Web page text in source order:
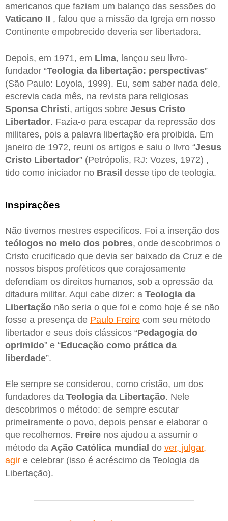
americanos que faziam um balanço das sessões do
Vaticano II , falou que a missão da Igreja em nosso
Continente empobrecido deveria ser libertadora.
Depois, em 1971, em Lima, lançou seu livro-
fundador “Teologia da libertação: perspectivas”
(São Paulo: Loyola, 1999). Eu, sem saber nada dele,
escrevia cada mês, na revista para religiosas
Sponsa Christi, artigos sobre Jesus Cristo
Libertador. Fazia-o para escapar da repressão dos
militares, pois a palavra libertação era proibida. Em
janeiro de 1972, reuni os artigos e saiu o livro “Jesus
Cristo Libertador” (Petrópolis, RJ: Vozes, 1972) ,
tido como iniciador no Brasil desse tipo de teologia.
Inspirações
Não tivemos mestres específicos. Foi a inserção dos
teólogos no meio dos pobres, onde descobrimos o
Cristo crucificado que devia ser baixado da Cruz e de
nossos bispos proféticos que corajosamente
defendiam os direitos humanos, sob a opressão da
ditadura militar. Aqui cabe dizer: a Teologia da
Libertação não seria o que foi e como hoje é se não
fosse a presença de Paulo Freire com seu método
libertador e seus dois clássicos “Pedagogia do
oprimido” e “Educação como prática da
liberdade”.
Ele sempre se considerou, como cristão, um dos
fundadores da Teologia da Libertação. Nele
descobrimos o método: de sempre escutar
primeiramente o povo, depois pensar e elaborar o
que recolhemos. Freire nos ajudou a assumir o
método da Ação Católica mundial do ver, julgar,
agir e celebrar (isso é acréscimo da Teologia da
Libertação).